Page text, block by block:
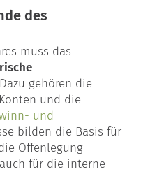
des
muss das
gehören die
und die
und
bilden die Basis für
Offenlegung
für die interne